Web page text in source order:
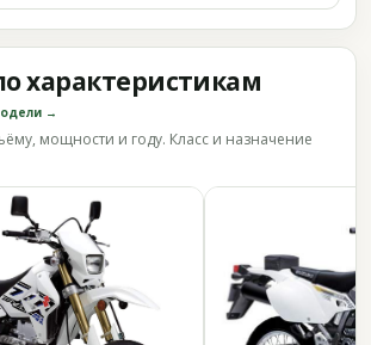
характеристикам
→
мощности и году. Класс и назначение